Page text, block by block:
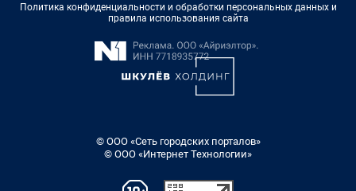
Политика конфиденциальности и обработки персональных данных и
правила использования сайта
© ООО «Сеть городских порталов»
© ООО «Интернет Технологии»